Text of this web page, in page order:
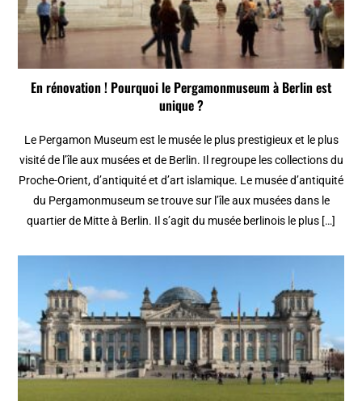
En rénovation ! Pourquoi le Pergamonmuseum à Berlin est
unique ?
Le Pergamon Museum est le musée le plus prestigieux et le plus
visité de l’île aux musées et de Berlin. Il regroupe les collections du
Proche-Orient, d’antiquité et d’art islamique. Le musée d’antiquité
du Pergamonmuseum se trouve sur l’île aux musées dans le
quartier de Mitte à Berlin. Il s’agit du musée berlinois le plus […]